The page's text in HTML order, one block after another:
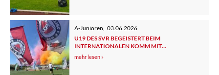
A-Junioren, 03.06.2026
U19 DES SVR BEGEISTERT BEIM
INTERNATIONALEN KOMM MIT
PFINGSTTURNIER IN SPANIEN
mehr lesen »